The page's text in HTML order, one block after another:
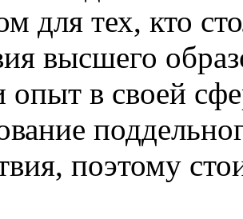
для тех, кто
высшего
опыт в своей
поэтому